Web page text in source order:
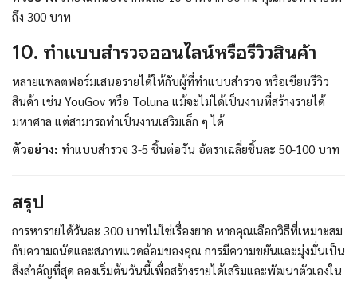
ถึง 300 บาท
10. ทำแบบสำรวจออนไลน์หรือรีวิวสินค้า
หลายแพลตฟอร์มเสนอรายได้ให้กับผู้ที่ทำแบบสำรวจ หรือเขียนรีวิว
สินค้า เช่น YouGov หรือ Toluna แม้จะไม่ได้เป็นงานที่สร้างรายได้
มหาศาล แต่สามารถทำเป็นงานเสริมเล็ก ๆ ได้
ตัวอย่าง: ทำแบบสำรวจ 3-5 ชิ้นต่อวัน อัตราเฉลี่ยชิ้นละ 50-100 บาท
สรุป
การหารายได้วันละ 300 บาทไม่ใช่เรื่องยาก หากคุณเลือกวิธีที่เหมาะสม
กับความถนัดและสภาพแวดล้อมของคุณ การมีความขยันและมุ่งมั่นเป็น
สิ่งสำคัญที่สุด ลองเริ่มต้นวันนี้เพื่อสร้างรายได้เสริมและพัฒนาตัวเองใน